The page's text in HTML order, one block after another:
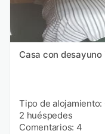
Casa con
Tipo de alojamiento:
2 huéspedes
Comentarios: 4